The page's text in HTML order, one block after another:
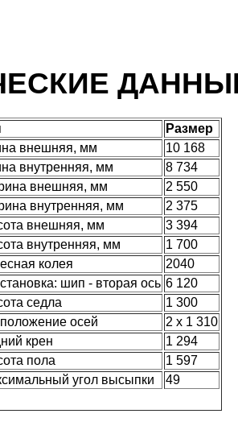
Размер
внешняя, мм
10 168
внутренняя, мм
8 734
внешняя, мм
2 550
внутренняя, мм
2 375
внешняя, мм
3 394
внутренняя, мм
1 700
колея
2040
шип - вторая ось 6 120
седла
1 300
осей
2 х 1 310
крен
1 294
пола
1 597
угол высыпки
49